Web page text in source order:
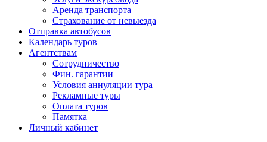
Аренда транспорта
Страхование от невыезда
Отправка автобусов
Календарь туров
Агентствам
Сотрудничество
Фин. гарантии
Условия аннуляции тура
Рекламные туры
Оплата туров
Памятка
Личный кабинет